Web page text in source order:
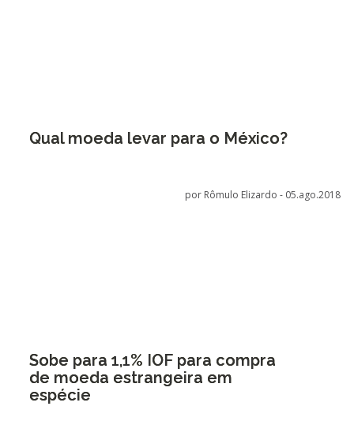
Qual moeda levar para o México?
por Rômulo Elizardo - 05.ago.2018
Sobe para 1,1% IOF para compra
de moeda estrangeira em
espécie